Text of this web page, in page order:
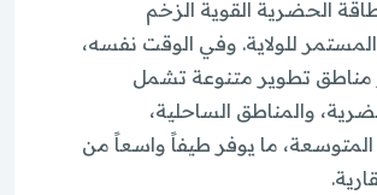
الحضرية القوية الزخم
للولاية. وفي الوقت نفسه،
مناطق تطوير متنوعة تشمل
والمناطق الساحلية،
ما يوفر طيفاً واسعاً من